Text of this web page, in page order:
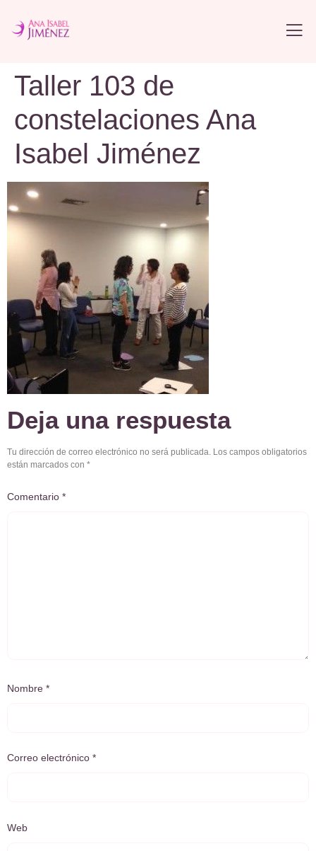
Taller 103 de
constelaciones Ana
Isabel Jiménez
Deja una respuesta
Tu dirección de correo electrónico no será publicada. Los campos obligatorios
están marcados con *
Comentario *
Nombre *
Correo electrónico *
Web